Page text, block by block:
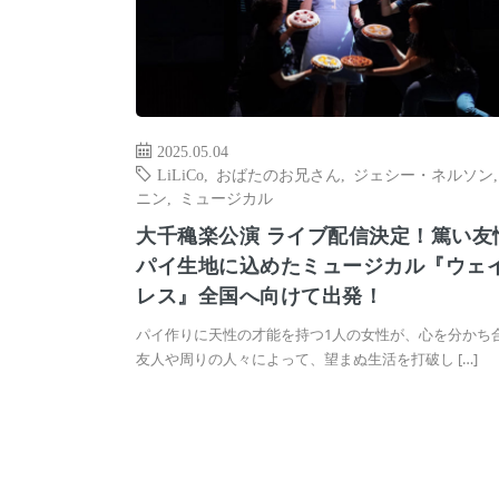
2025.05.04
LiLiCo
おばたのお兄さん ジェシー・ネルソン
ニン
ミュージカル
大千穐楽公演 ライブ配信決定！篤い友
パイ生地に込めたミュージカル『ウェ
レス』全国へ向けて出発！
パイ作りに天性の才能を持つ1人の女性が、心を分かち
友人や周りの人々によって、望まぬ生活を打破し […]